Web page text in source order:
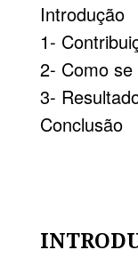
Introdução
1-
2- Como
3-
Conclusão